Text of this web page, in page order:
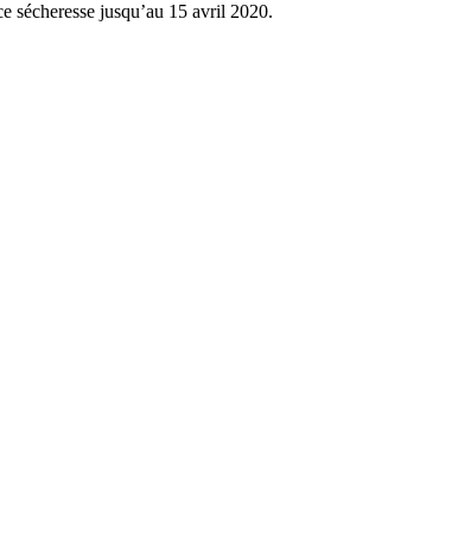
sécheresse jusqu’au 15 avril 2020.